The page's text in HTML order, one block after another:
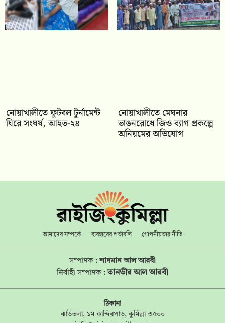
নোয়াখালীতে ফুটবল টুর্নামেন্ট
ঘিরে সংঘর্ষ, আহত-২৪
নোয়াখালীতে মেঘনার
ভাঙনরোধে জিও ব্যাগ প্রকল্পে
অনিয়মের অভিযোগ
আমাদের সম্পর্কে ব্যবহারের শর্তাবলি গোপনীয়তার নীতি
সম্পাদক :শাদমান আল আরবী
নির্বাহী সম্পাদক : তানভীর আল আরবী
ঠিকানা
ঝাউতলা, ১ম কান্দিরপাড়, কুমিল্লা ৩৫০০